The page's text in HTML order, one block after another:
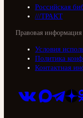
Российская
///ТРАКТ
Правовая информация
Условия
Политика
Контактная